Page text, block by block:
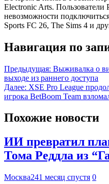
Electronic Arts. Пользователи
невозможности
Sports FC 26, The Sims 4 и
Навигация по
Предыдущая: Выживалка о
выходе из раннего доступа
Далее: XSE Pro League
игрока BetBoom Team
Похожие новости
ИИ превратил
Тома Реддла из
Москва241 месяц спустя 0